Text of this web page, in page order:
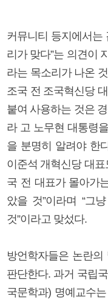
커뮤니티 등지에서는
리가 맞다”는 의견이
라는 목소리가 나온
조국 전 조국혁신당
붙여 사용하는 것은
라 고 노무현 대통령
을 분명히 알려야 한
이준석 개혁신당 대표
국 전 대표가 몰아가
았을 것”이라며 “그
것”이라고 맞섰다.
방언학자들은 논란
판단한다. 과거 국립
국문학과) 명예교수는